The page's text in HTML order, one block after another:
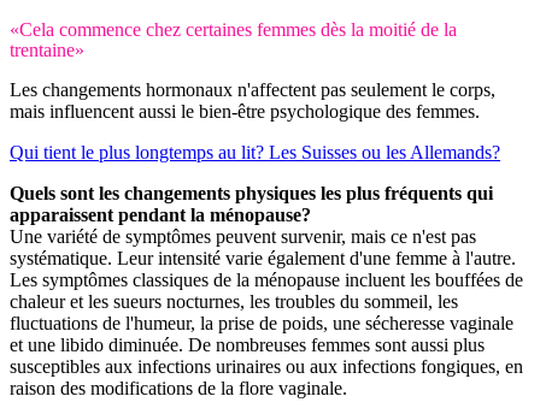
«Cela commence chez certaines femmes dès la moitié de la
trentaine»
Les changements hormonaux n'affectent pas seulement le corps,
mais influencent aussi le bien-être psychologique des femmes.
Qui tient le plus longtemps au lit? Les Suisses ou les Allemands?
Quels sont les changements physiques les plus fréquents qui
apparaissent pendant la ménopause?
Une variété de symptômes peuvent survenir, mais ce n'est pas
systématique. Leur intensité varie également d'une femme à l'autre.
Les symptômes classiques de la ménopause incluent les bouffées de
chaleur et les sueurs nocturnes, les troubles du sommeil, les
fluctuations de l'humeur, la prise de poids, une sécheresse vaginale
et une libido diminuée. De nombreuses femmes sont aussi plus
susceptibles aux infections urinaires ou aux infections fongiques, en
raison des modifications de la flore vaginale.